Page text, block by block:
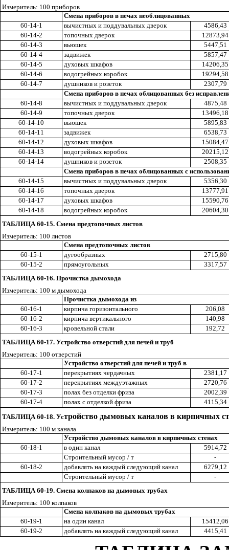
Измеритель: 100 приборов
Смена приборов в печах необлицованных
60-14-1
вычистных и поддувальных дверок
4586,43
60-14-2
топочных дверок
12873,94
60-14-3
вьюшек
5447,51
60-14-4
задвижек
5857,47
60-14-5
духовых шкафов
14206,35
60-14-6
водогрейных коробок
19294,58
60-14-7
душников и розеток
2307,79
Смена приборов в печах облицованных без
60-14-8
вычистных и поддувальных дверок
4875,48
60-14-9
топочных дверок
13496,18
60-14-10
вьюшек
5895,83
60-14-11
задвижек
6538,73
60-14-12
духовых шкафов
15084,47
60-14-13
водогрейных коробок
20215,12
60-14-14
душников и розеток
2508,35
Смена приборов в печах облицованных с
60-14-15
вычистных и поддувальных дверок
5356,30
60-14-16
топочных дверок
13777,91
60-14-17
духовых шкафов
15590,76
60-14-18
водогрейных коробок
20604,30
ТАБЛИЦА 60-15. Смена предтопочных листов
Измеритель: 100 листов
Смена предтопочных листов
60-15-1
дугообразных
2715,80
60-15-2
прямоугольных
3317,57
ТАБЛИЦА 60-16. Прочистка дымохода
Измеритель: 100 м дымохода
Прочистка дымохода из
60-16-1
кирпича горизонтального
206,08
60-16-2
кирпича вертикального
140,98
60-16-3
кровельной стали
192,72
ТАБЛИЦА 60-17. Устройство отверстий для печей и труб
Измеритель: 100 отверстий
Устройство отверстий для печей и труб в
60-17-1
перекрытиях чердачных
2381,17
60-17-2
перекрытиях междуэтажных
2720,76
60-17-3
полах без отделки фриза
2002,39
60-17-4
полах с отделкой фриза
4115,34
ТАБЛИЦА 60-18. Устройство дымовых каналов в кирпичных
Измеритель: 100 м канала
Устройство дымовых каналов в кирпичных стенах
60-18-1
в один канал
5914,72
Строительный мусор / т
-
60-18-2
добавлять на каждый следующий канал
6279,12
Строительный мусор / т
-
ТАБЛИЦА 60-19. Смена колпаков на дымовых трубах
Измеритель: 100 колпаков
Смена колпаков на дымовых трубах
60-19-1
на один канал
15412,06
60-19-2
добавлять на каждый следующий канал 4415,41